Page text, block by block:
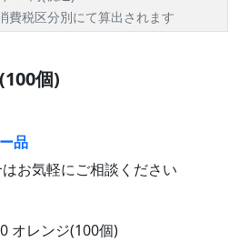
費税区分別にて算出されます
個)
品
お気軽にご相談ください
オレンジ(100個)